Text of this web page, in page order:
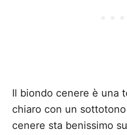
Il biondo cenere è una
chiaro con un
cenere sta benissimo